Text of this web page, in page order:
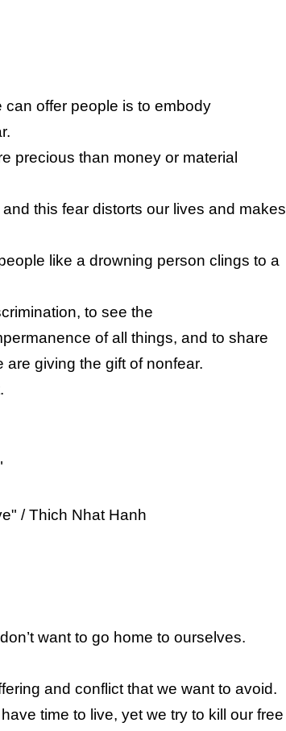
can offer people is to embody
precious than money or material
this fear distorts our lives and makes
like a drowning person clings to a
to see the
of all things, and to share
giving the gift of nonfear.
/ Thich Nhat Hanh
want to go home to ourselves.
and conflict that we want to avoid.
time to live, yet we try to kill our free